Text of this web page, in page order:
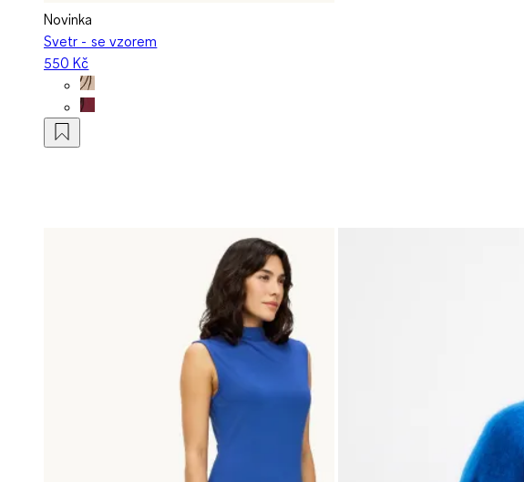
Novinka
Svetr - se vzorem
550 Kč